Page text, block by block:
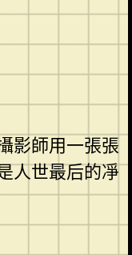
影師用一張張
人世最后的凈